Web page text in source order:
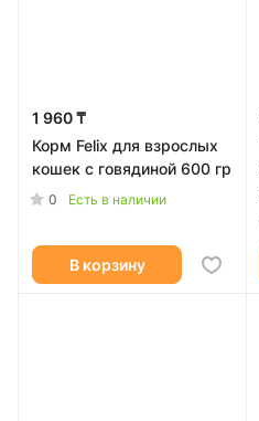
1 960 ₸
Корм Felix для взрослых
кошек с говядиной 600 гр
0 Есть в наличии
В корзину